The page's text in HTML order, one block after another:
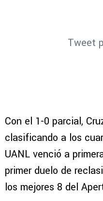
Tweet
Con el 1-0 parcial,
clasificando a los
UANL venció a
primer duelo de
los mejores 8 del